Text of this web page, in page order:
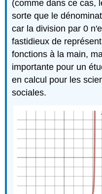
(comme dans ce cas,
sorte que le
car la division par 0
fastidieux de
fonctions à la main,
importante pour un
en calcul pour les
sociales.